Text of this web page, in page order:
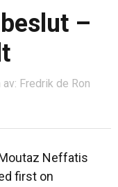
–
Fredrik de Ron
Neffatis
first on